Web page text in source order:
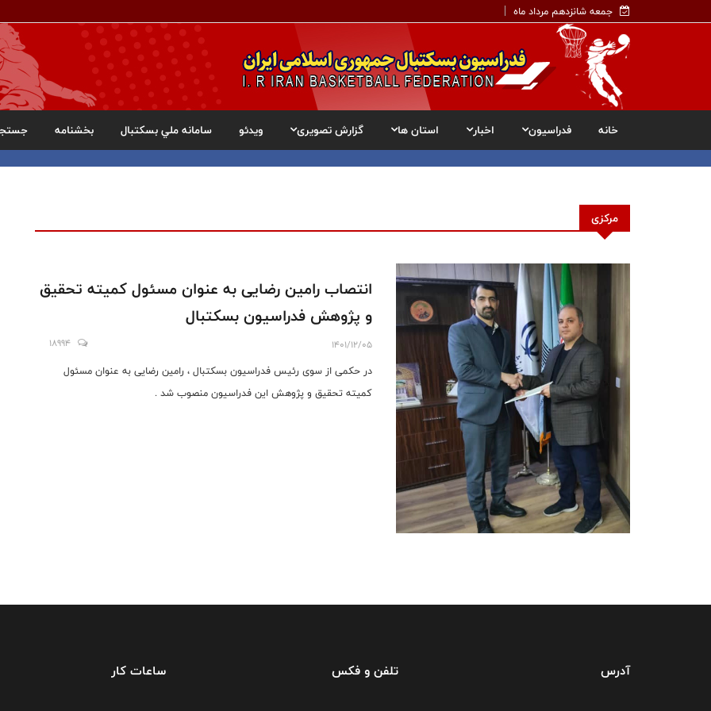
جمعه شانزدهم مرداد ماه
خانه فدراسیون اخبار استان ها گزارش تصویری ویدئو سامانه ملي بسکتبال بخشنامه
مرکزی
انتصاب رامین رضایی به عنوان مسئول کمیته تحقیق
و پژوهش فدراسیون بسکتبال
1401/12/05
18994
در حکمی از سوی رئیس فدراسیون بسکتبال ، رامین رضایی به عنوان مسئول
کمیته تحقیق و پژوهش این فدراسیون منصوب شد .
آدرس تلفن و فکس ساعات کار